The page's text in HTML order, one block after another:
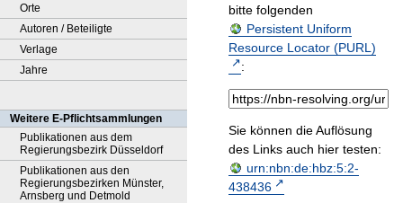
Orte
Autoren / Beteiligte
Verlage
Jahre
Weitere E-Pflichtsammlungen
Publikationen aus dem
Regierungsbezirk Düsseldorf
Publikationen aus den
Regierungsbezirken Münster,
Arnsberg und Detmold
bitte folgenden
Persistent Uniform
Resource Locator (PURL)
:
Sie können die Auflösung
des Links auch hier testen:
urn:nbn:de:hbz:5:2-
438436